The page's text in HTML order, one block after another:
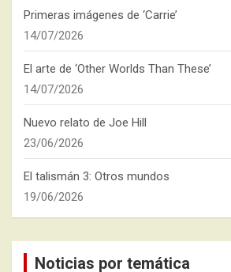
Primeras imágenes de ‘Carrie’
14/07/2026
El arte de ‘Other Worlds Than These’
14/07/2026
Nuevo relato de Joe Hill
23/06/2026
El talismán 3: Otros mundos
19/06/2026
Noticias por temática